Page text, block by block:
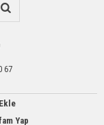
67
Yap